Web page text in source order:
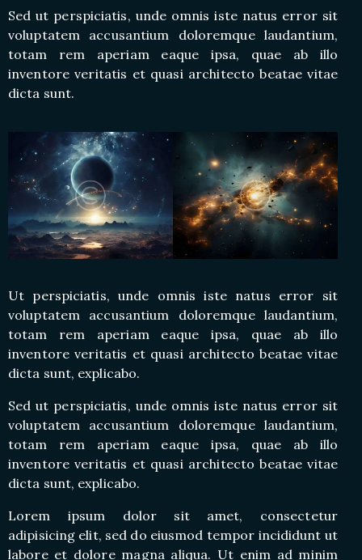
Sed ut perspiciatis, unde omnis iste natus error sit
voluptatem accusantium doloremque laudantium,
totam rem aperiam eaque ipsa, quae ab illo
inventore veritatis et quasi architecto beatae vitae
dicta sunt.
Ut perspiciatis, unde omnis iste natus error sit
voluptatem accusantium doloremque laudantium,
totam rem aperiam eaque ipsa, quae ab illo
inventore veritatis et quasi architecto beatae vitae
dicta sunt, explicabo.
Sed ut perspiciatis, unde omnis iste natus error sit
voluptatem accusantium doloremque laudantium,
totam rem aperiam eaque ipsa, quae ab illo
inventore veritatis et quasi architecto beatae vitae
dicta sunt, explicabo.
Lorem ipsum dolor sit amet, consectetur
adipisicing elit, sed do eiusmod tempor incididunt ut
labore et dolore magna aliqua. Ut enim ad minim